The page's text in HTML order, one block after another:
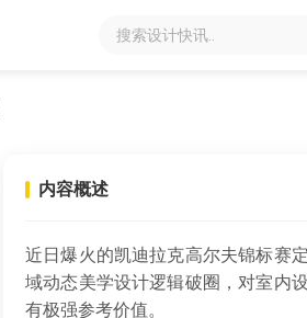
内容概述
近日爆火的凯迪拉克高尔夫锦标赛
域动态美学设计逻辑破圈，对室内
有极强参考价值。